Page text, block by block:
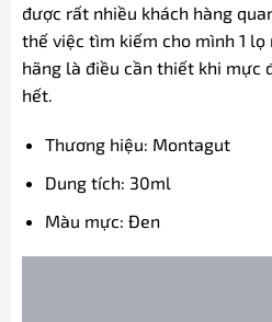
được rất nhiều khách hàng
thế việc tìm kiếm cho mình 1
hãng là điều cần thiết khi mực
hết.
Thương hiệu: Montagut
Dung tích: 30ml
Màu mực: Đen